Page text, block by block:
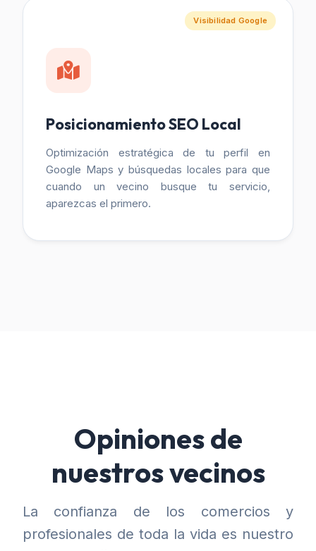
Visibilidad Google
Posicionamiento SEO Local
Optimización estratégica de tu perfil en
Google Maps y búsquedas locales para que
cuando un vecino busque tu servicio,
aparezcas el primero.
Opiniones de
nuestros vecinos
La confianza de los comercios y
profesionales de toda la vida es nuestro